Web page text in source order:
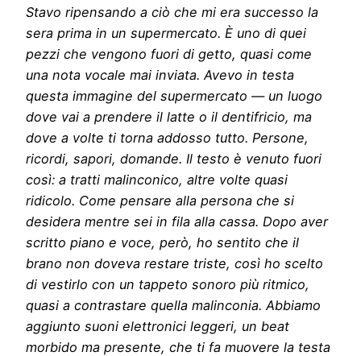
Stavo ripensando a ciò che mi era successo la
sera prima in un supermercato. È uno di quei
pezzi che vengono fuori di getto, quasi come
una nota vocale mai inviata. Avevo in testa
questa immagine del supermercato — un luogo
dove vai a prendere il latte o il dentifricio, ma
dove a volte ti torna addosso tutto. Persone,
ricordi, sapori, domande. Il testo è venuto fuori
così: a tratti malinconico, altre volte quasi
ridicolo. Come pensare alla persona che si
desidera mentre sei in fila alla cassa. Dopo aver
scritto piano e voce, però, ho sentito che il
brano non doveva restare triste, così ho scelto
di vestirlo con un tappeto sonoro più ritmico,
quasi a contrastare quella malinconia. Abbiamo
aggiunto suoni elettronici leggeri, un beat
morbido ma presente, che ti fa muovere la testa